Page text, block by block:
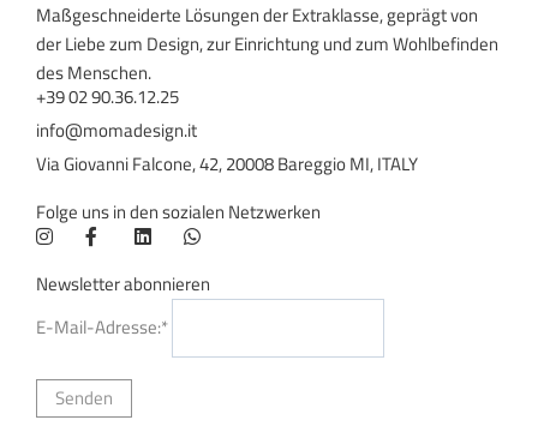
Maßgeschneiderte Lösungen der Extraklasse, geprägt von
der Liebe zum Design, zur Einrichtung und zum Wohlbefinden
des Menschen.
+39 02 90.36.12.25
info@momadesign.it
Via Giovanni Falcone, 42, 20008 Bareggio MI, ITALY
Folge uns in den sozialen Netzwerken
Newsletter abonnieren
E-Mail-Adresse:*